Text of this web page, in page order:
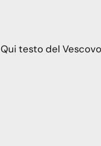
Qui testo del